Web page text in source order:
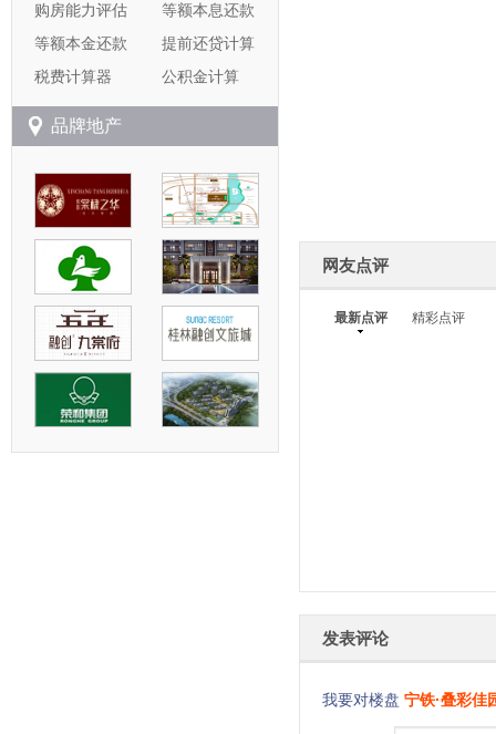
购房能力评估
等额本息还款
等额本金还款
提前还贷计算
税费计算器
公积金计算
品牌地产
网友点评
最新点评 精彩点评
发表评论
我要对楼盘 宁铁·叠彩佳